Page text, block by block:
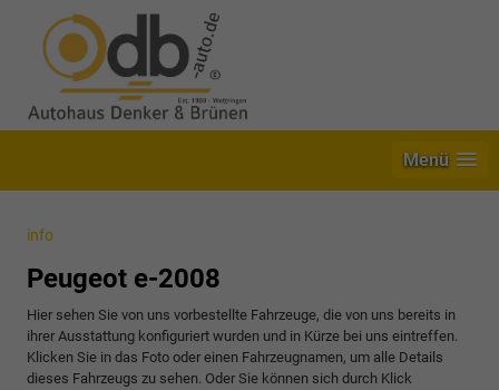
Menü
info
Peugeot e-2008
Hier sehen Sie von uns vorbestellte Fahrzeuge, die von uns bereits in
ihrer Ausstattung konfiguriert wurden und in Kürze bei uns eintreffen.
Klicken Sie in das Foto oder einen Fahrzeugnamen, um alle Details
dieses Fahrzeugs zu sehen. Oder Sie können sich durch Klick